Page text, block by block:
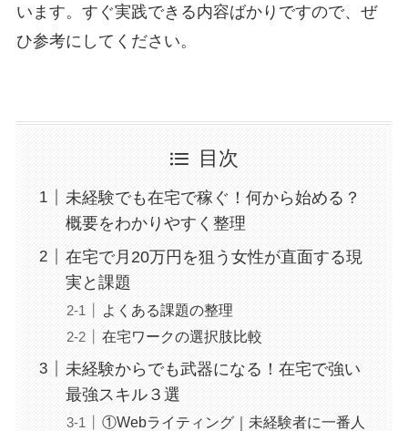
います。すぐ実践できる内容ばかりですので、ぜ
ひ参考にしてください。
目次
未経験でも在宅で稼ぐ！何から始める？
概要をわかりやすく整理
在宅で月20万円を狙う女性が直面する現
実と課題
よくある課題の整理
在宅ワークの選択肢比較
未経験からでも武器になる！在宅で強い
最強スキル３選
①Webライティング｜未経験者に一番人